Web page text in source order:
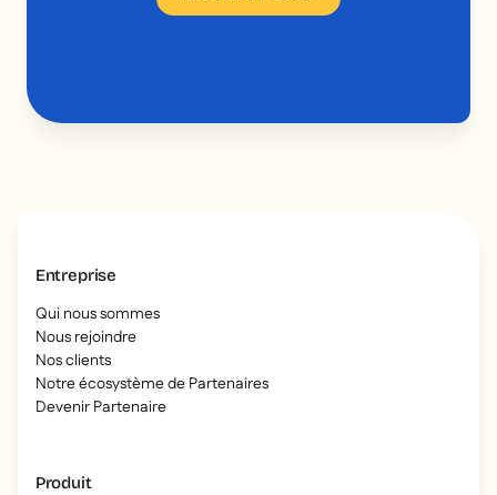
Entreprise
Qui nous sommes
Nous rejoindre
Nos clients
Notre écosystème de Partenaires
Devenir Partenaire
Produit